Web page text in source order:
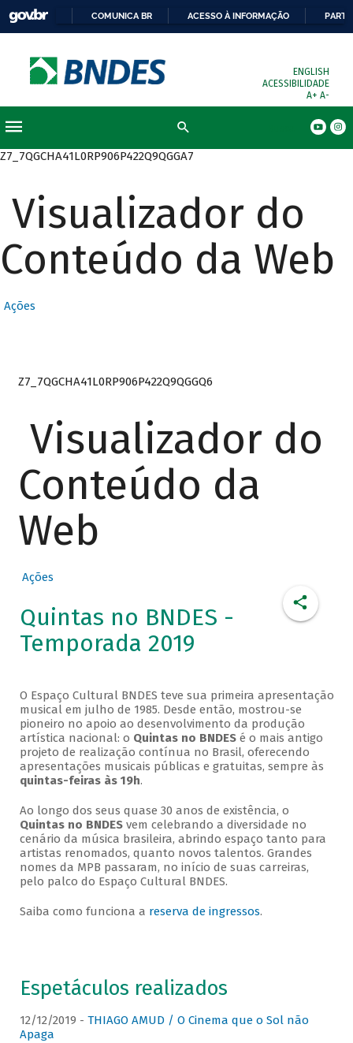
COMUNICA BR ACESSO À INFORMAÇÃO
ENGLISH
ACESSIBILIDADE
A+ A-
Z7_7QGCHA41L0RP906P422Q9QGGA7
Visualizador do
Conteúdo da Web
Ações
Z7_7QGCHA41L0RP906P422Q9QGGQ6
Visualizador do
Conteúdo da
Web
Ações
Quintas no BNDES -
Temporada 2019
O Espaço Cultural BNDES teve sua primeira apresentação
musical em julho de 1985. Desde então, mostrou-se
pioneiro no apoio ao desenvolvimento da produção
artística nacional: o Quintas no BNDESé o mais antigo
projeto de realização contínua no Brasil, oferecendo
apresentações musicais públicas e gratuitas, sempre às
quintas-feiras às 19h.
Ao longo dos seus quase 30 anos de existência, o
Quintas no BNDESvem celebrando a diversidade no
cenário da música brasileira, abrindo espaço tanto para
artistas renomados, quanto novos talentos. Grandes
nomes da MPB passaram, no início de suas carreiras,
pelo palco do Espaço Cultural BNDES.
Saiba como funciona a reserva de ingressos.
Espetáculos realizados
12/12/2019 - THIAGO AMUD / O Cinema que o Sol não
Apaga